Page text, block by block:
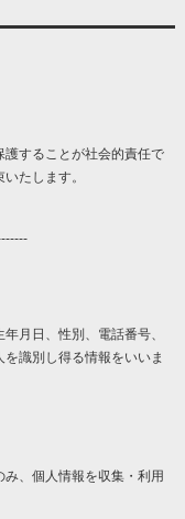
することが社会的責任で
たします。
月日、性別、電話番号、
識別し得る情報をいいま
、個人情報を収集・利用